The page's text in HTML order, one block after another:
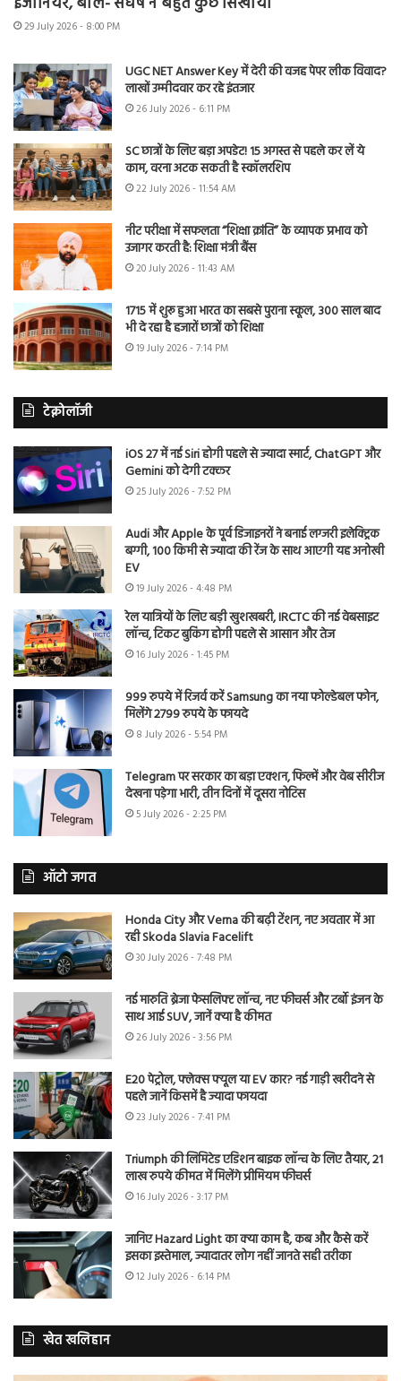
29 July 2026 - 8:00 PM
UGC NET Answer Key में देरी की वजह पेपर लीक विवाद?
लाखों उम्मीदवार कर रहे इंतजार
26 July 2026 - 6:11 PM
SC छात्रों के लिए बड़ा अपडेट! 15 अगस्त से पहले कर लें ये
काम, वरना अटक सकती है स्कॉलरशिप
22 July 2026 - 11:54 AM
नीट परीक्षा में सफलता “शिक्षा क्रांति” के व्यापक प्रभाव को
उजागर करती है: शिक्षा मंत्री बैंस
20 July 2026 - 11:43 AM
1715 में शुरू हुआ भारत का सबसे पुराना स्कूल, 300 साल बाद
भी दे रहा है हजारों छात्रों को शिक्षा
19 July 2026 - 7:14 PM
टेक्नोलॉजी
iOS 27 में नई Siri होगी पहले से ज्यादा स्मार्ट, ChatGPT और
Gemini को देगी टक्कर
25 July 2026 - 7:52 PM
Audi और Apple के पूर्व डिजाइनरों ने बनाई लग्जरी इलेक्ट्रिक
बग्गी, 100 किमी से ज्यादा की रेंज के साथ आएगी यह अनोखी
EV
19 July 2026 - 4:48 PM
रेल यात्रियों के लिए बड़ी खुशखबरी, IRCTC की नई वेबसाइट
लॉन्च, टिकट बुकिंग होगी पहले से आसान और तेज
16 July 2026 - 1:45 PM
999 रुपये में रिजर्व करें Samsung का नया फोल्डेबल फोन,
मिलेंगे 2799 रुपये के फायदे
8 July 2026 - 5:54 PM
Telegram पर सरकार का बड़ा एक्शन, फिल्में और वेब सीरीज
देखना पड़ेगा भारी, तीन दिनों में दूसरा नोटिस
5 July 2026 - 2:25 PM
ऑटो जगत
Honda City और Verna की बढ़ी टेंशन, नए अवतार में आ
रही Skoda Slavia Facelift
30 July 2026 - 7:48 PM
नई मारुति ब्रेजा फेसलिफ्ट लॉन्च, नए फीचर्स और टर्बो इंजन के
साथ आई SUV, जानें क्या है कीमत
26 July 2026 - 3:56 PM
E20 पेट्रोल, फ्लेक्स फ्यूल या EV कार? नई गाड़ी खरीदने से
पहले जानें किसमें है ज्यादा फायदा
23 July 2026 - 7:41 PM
Triumph की लिमिटेड एडिशन बाइक लॉन्च के लिए तैयार, 21
लाख रुपये कीमत में मिलेंगे प्रीमियम फीचर्स
16 July 2026 - 3:17 PM
जानिए Hazard Light का क्या काम है, कब और कैसे करें
इसका इस्तेमाल, ज्यादातर लोग नहीं जानते सही तरीका
12 July 2026 - 6:14 PM
खेत खलिहान